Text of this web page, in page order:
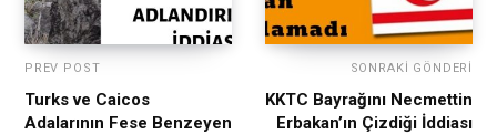
PREV POST
Turks ve Caicos
Adalarının Fese Benzeyen
SONRAKI GÖNDERI
KKTC Bayrağını Necmettin
Erbakan’ın Çizdiği İddiası